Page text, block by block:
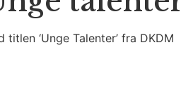
‘Unge Talenter’ fra DKDM